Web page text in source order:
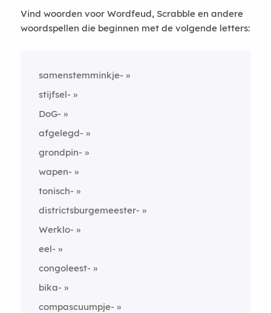
Vind woorden voor Wordfeud, Scrabble en andere
woordspellen die beginnen met de volgende letters:
samenstemminkje-
stijfsel-
DoG-
afgelegd-
grondpin-
wapen-
tonisch-
districtsburgemeester-
Werklo-
eel-
congoleest-
bika-
compascuumpje-